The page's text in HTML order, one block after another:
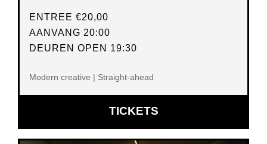
ENTREE €20,00
AANVANG 20:00
DEUREN OPEN 19:30
Modern creative | Straight-ahead
TICKETSOPENT
IN